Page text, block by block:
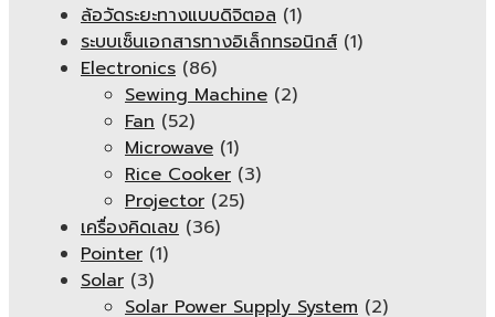
ล้อวัดระยะทางแบบดิจิตอล (1)
ระบบเซ็นเอกสารทางอิเล็กทรอนิกส์ (1)
Electronics (86)
Sewing Machine (2)
Fan (52)
Microwave (1)
Rice Cooker (3)
Projector (25)
เครื่องคิดเลข (36)
Pointer (1)
Solar (3)
Solar Power Supply System (2)